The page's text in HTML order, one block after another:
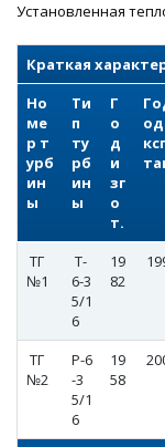
Установленная
Краткая
Но
ме
р т
урб
ин
ы
Ти
п
ту
рб
ин
ы
Г
о
д
и
зг
о
т.
ТГ
№1
Т-
6-3
5/1
6
19
82
ТГ
№2
Р-6
-3
5/1
6
19
58